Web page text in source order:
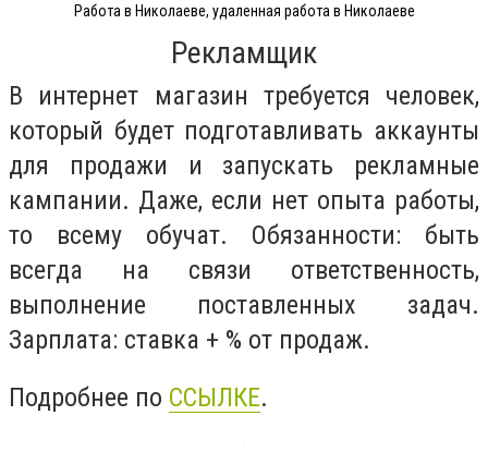
Работа в Николаеве, удаленная работа в Николаеве
Рекламщик
В интернет магазин требуется человек,
который будет подготавливать аккаунты
для продажи и запускать рекламные
кампании. Даже, если нет опыта работы,
то всему обучат. Обязанности: быть
всегда на связи ответственность,
выполнение поставленных задач.
Зарплата: ставка + % от продаж.
Подробнее по ССЫЛКЕ.